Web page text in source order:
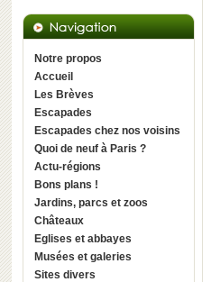
Notre propos
Accueil
Les Brèves
Escapades
Escapades chez nos voisins
Quoi de neuf à Paris ?
Actu-régions
Bons plans !
Jardins, parcs et zoos
Châteaux
Eglises et abbayes
Musées et galeries
Sites divers